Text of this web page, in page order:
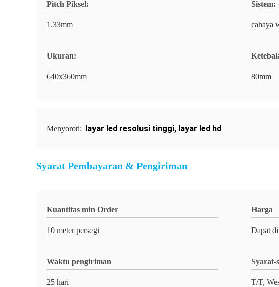
Pitch Piksel:
1.33mm
Sistem:
cahaya
Ukuran:
640x360mm 80mm
Menyoroti: layar led resolusi tinggi, layar led hd
Syarat Pembayaran & Pengiriman
Kuantitas min Order
10 meter persegi
Harga
Dapat
Waktu pengiriman
25 hari
Syarat-
T/T,